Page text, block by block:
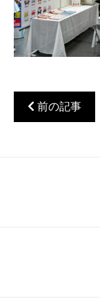
前の記事